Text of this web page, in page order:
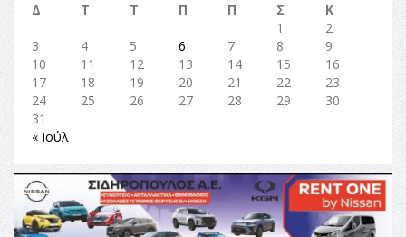
Δ
Τ Τ Π Π Σ
Κ
1
2
3
4 5 6 7 8
9
10
11 12 13 14 15
16
17
18 19 20 21 22
23
24
25 26 27 28 29
30
31
« Ιούλ